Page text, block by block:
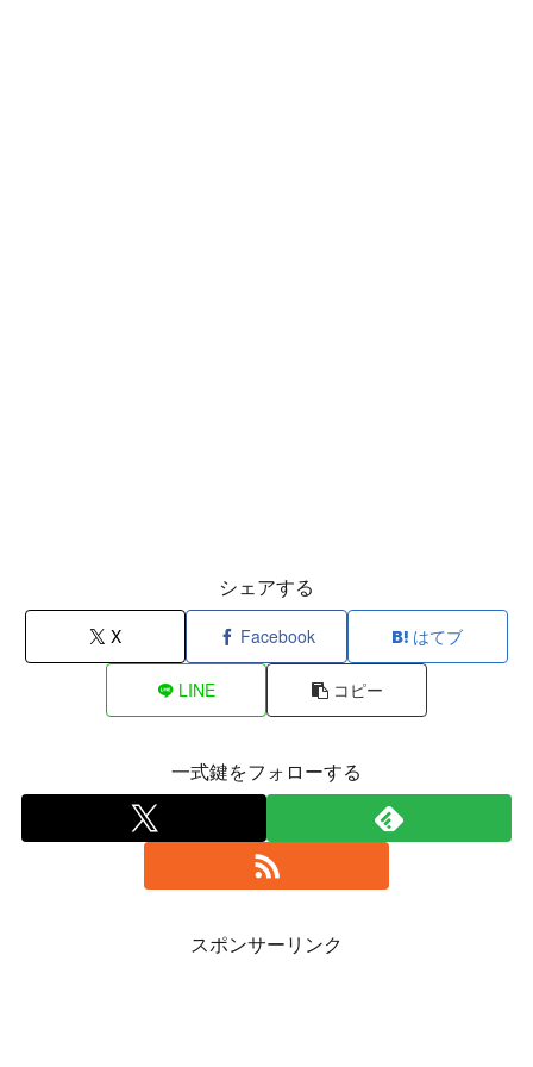
シェアする
X Facebook はてブ
LINE コピー
一式鍵をフォローする
スポンサーリンク